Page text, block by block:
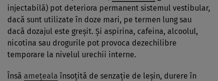
injectabilă) pot deteriora permanent sistemul vestibular,
dacă sunt utilizate în doze mari, pe termen lung sau
dacă dozajul este greşit. Şi aspirina, cafeina, alcoolul,
nicotina sau drogurile pot provoca dezechilibre
temporare la nivelul urechii interne.
Însă amețeala însoțită de senzație de leșin, durere în